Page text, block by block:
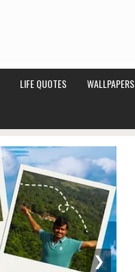
LIFE QUOTES WALLPAPERS
❯